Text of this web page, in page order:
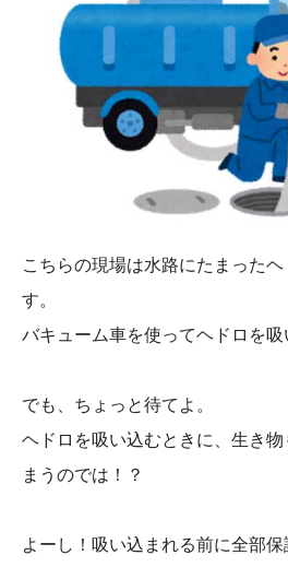
こちらの現場は水路にたまった
す。
バキューム車を使ってヘドロを吸
でも、ちょっと待てよ。
ヘドロを吸い込むときに、生き
まうのでは！？
よーし！吸い込まれる前に全部保